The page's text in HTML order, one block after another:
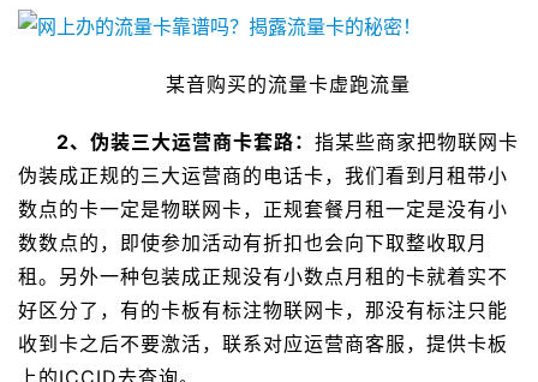
某音购买的流量卡虚跑流量
2、伪装三大运营商卡套路： 指某些商家把物联网卡
伪装成正规的三大运营商的电话卡，我们看到月租带小
数点的卡一定是物联网卡，正规套餐月租一定是没有小
数数点的，即使参加活动有折扣也会向下取整收取月
租。另外一种包装成正规没有小数点月租的卡就着实不
好区分了，有的卡板有标注物联网卡，那没有标注只能
收到卡之后不要激活，联系对应运营商客服，提供卡板